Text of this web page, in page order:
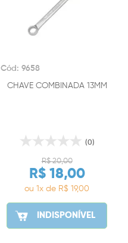
Cód: 9658
CHAVE COMBINADA 13MM
(0)
R$ 20,00
R$ 18,00
ou 1x de R$ 19,00
INDISPONÍVEL